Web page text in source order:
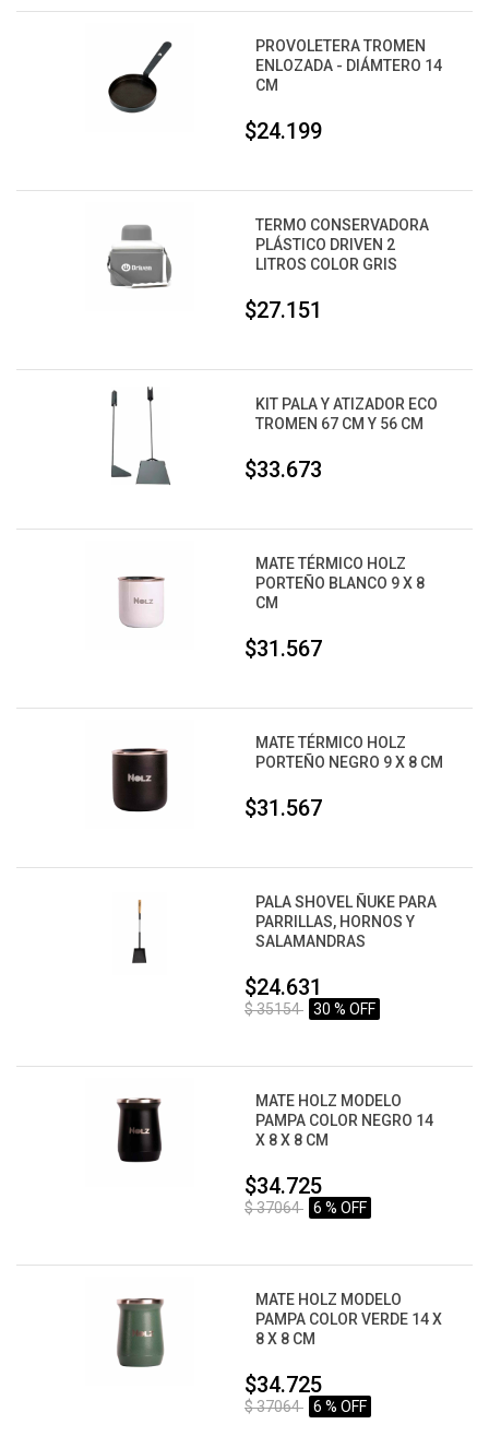
PROVOLETERA TROMEN
ENLOZADA - DIÁMTERO 14
CM
$24.199
TERMO CONSERVADORA
PLÁSTICO DRIVEN 2
LITROS COLOR GRIS
$27.151
KIT PALA Y ATIZADOR ECO
TROMEN 67 CM Y 56 CM
$33.673
MATE TÉRMICO HOLZ
PORTEÑO BLANCO 9 X 8
CM
$31.567
MATE TÉRMICO HOLZ
PORTEÑO NEGRO 9 X 8 CM
$31.567
PALA SHOVEL ÑUKE PARA
PARRILLAS, HORNOS Y
SALAMANDRAS
$24.631
$ 35154 30 % OFF
MATE HOLZ MODELO
PAMPA COLOR NEGRO 14
X 8 X 8 CM
$34.725
$ 37064 6 % OFF
MATE HOLZ MODELO
PAMPA COLOR VERDE 14 X
8 X 8 CM
$34.725
$ 37064 6 % OFF